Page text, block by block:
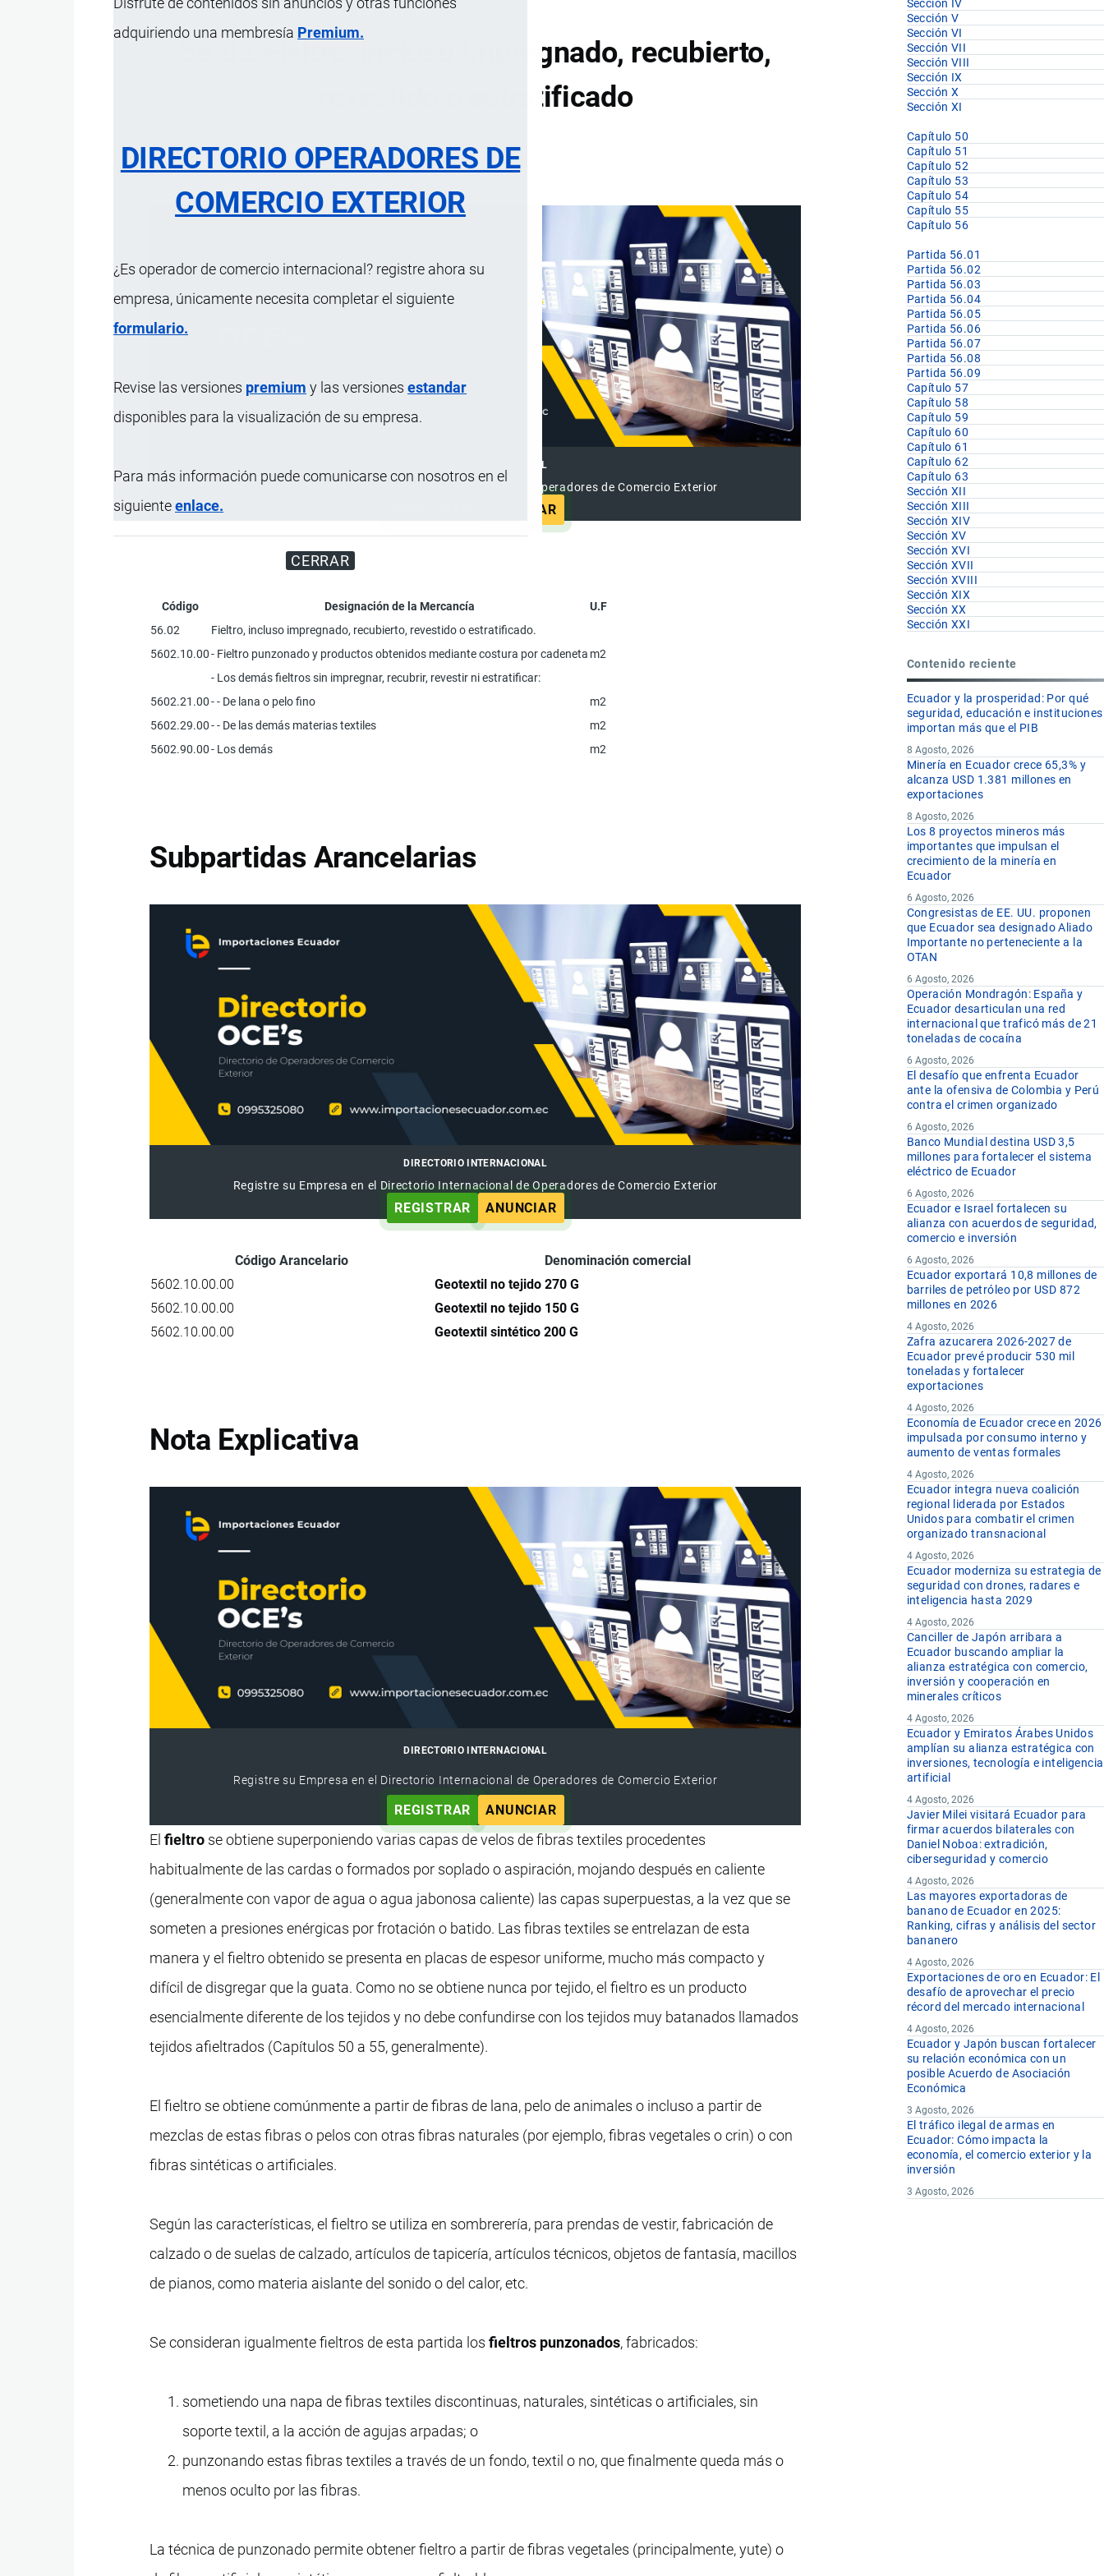
adquiriendo una membresía Premium.
DIRECTORIO OPERADORES DE
COMERCIO EXTERIOR
¿Es operador de comercio internacional? registre ahora su
empresa, únicamente necesita completar el siguiente
formulario.
Revise las versiones premium y las versiones estandar
disponibles para la visualización de su empresa.
Para más información puede comunicarse con nosotros en el
siguienteenlace.
CERRAR
56.02 Fieltro, incluso impregnado, recubierto,
revestido o estratificado
ÍNDICE DE CONTENIDOS
DIRECTORIO INTERNACIONAL
Registre su Empresa en el Directorio Internacional de Operadores de Comercio Exterior
ANUNCIAR
Código Designación de la Mercancía
U.F
56.02
Fieltro, incluso impregnado, recubierto, revestido o estratificado.
5602.10.00- Fieltro punzonado y productos obtenidos mediante costura por cadeneta m2
- Los demás fieltros sin impregnar, recubrir, revestir ni estratificar:
5602.21.00- - De lana o pelo fino
m2
5602.29.00- - De las demás materias textiles
m2
5602.90.00- Los demás m2
Subpartidas Arancelarias
DIRECTORIO INTERNACIONAL
Registre su Empresa en el Directorio Internacional de Operadores de Comercio Exterior
REGISTRAR ANUNCIAR
Código Arancelario
Denominación comercial
5602.10.00.00
Geotextil no tejido 270 G
5602.10.00.00
Geotextil no tejido 150 G
5602.10.00.00
Geotextil sintético 200 G
Nota Explicativa
DIRECTORIO INTERNACIONAL
Registre su Empresa en el Directorio Internacional de Operadores de Comercio Exterior
REGISTRAR ANUNCIAR
Elfieltro se obtiene superponiendo varias capas de velos de fibras textiles procedentes
habitualmente de las cardas o formados por soplado o aspiración, mojando después en caliente
(generalmente con vapor de agua o agua jabonosa caliente) las capas superpuestas, a la vez que se
someten a presiones enérgicas por frotación o batido. Las fibras textiles se entrelazan de esta
manera y el fieltro obtenido se presenta en placas de espesor uniforme, mucho más compacto y
difícil de disgregar que la guata. Como no se obtiene nunca por tejido, el fieltro es un producto
esencialmente diferente de los tejidos y no debe confundirse con los tejidos muy batanados llamados
tejidos afieltrados (Capítulos 50 a 55, generalmente).
El fieltro se obtiene comúnmente a partir de fibras de lana, pelo de animales o incluso a partir de
mezclas de estas fibras o pelos con otras fibras naturales (por ejemplo, fibras vegetales o crin) o con
fibras sintéticas o artificiales.
Según las características, el fieltro se utiliza en sombrerería, para prendas de vestir, fabricación de
calzado o de suelas de calzado, artículos de tapicería, artículos técnicos, objetos de fantasía, macillos
de pianos, como materia aislante del sonido o del calor, etc.
Se consideran igualmente fieltros de esta partida losfieltros punzonados, fabricados:
sometiendo una napa de fibras textiles discontinuas, naturales, sintéticas o artificiales, sin
soporte textil, a la acción de agujas arpadas; o
punzonando estas fibras textiles a través de un fondo, textil o no, que finalmente queda más o
menos oculto por las fibras.
La técnica de punzonado permite obtener fieltro a partir de fibras vegetales (principalmente, yute) o
Sección IV
Sección V
Sección VI
Sección VII
Sección VIII
Sección IX
Sección X
Sección XI
Capítulo 50
Capítulo 51
Capítulo 52
Capítulo 53
Capítulo 54
Capítulo 55
Capítulo 56
Partida 56.01
Partida 56.02
Partida 56.03
Partida 56.04
Partida 56.05
Partida 56.06
Partida 56.07
Partida 56.08
Partida 56.09
Capítulo 57
Capítulo 58
Capítulo 59
Capítulo 60
Capítulo 61
Capítulo 62
Capítulo 63
Sección XII
Sección XIII
Sección XIV
Sección XV
Sección XVI
Sección XVII
Sección XVIII
Sección XIX
Sección XX
Sección XXI
Contenido reciente
Ecuador y la prosperidad: Por qué
seguridad, educación e instituciones
importan más que el PIB
8 Agosto, 2026
Minería en Ecuador crece 65,3% y
alcanza USD 1.381 millones en
exportaciones
8 Agosto, 2026
Los 8 proyectos mineros más
importantes que impulsan el
crecimiento de la minería en
Ecuador
6 Agosto, 2026
Congresistas de EE. UU. proponen
que Ecuador sea designado Aliado
Importante no perteneciente a la
OTAN
6 Agosto, 2026
Operación Mondragón: España y
Ecuador desarticulan una red
internacional que traficó más de 21
toneladas de cocaína
6 Agosto, 2026
El desafío que enfrenta Ecuador
ante la ofensiva de Colombia y Perú
contra el crimen organizado
6 Agosto, 2026
Banco Mundial destina USD 3,5
millones para fortalecer el sistema
eléctrico de Ecuador
6 Agosto, 2026
Ecuador e Israel fortalecen su
alianza con acuerdos de seguridad,
comercio e inversión
6 Agosto, 2026
Ecuador exportará 10,8 millones de
barriles de petróleo por USD 872
millones en 2026
4 Agosto, 2026
Zafra azucarera 2026-2027 de
Ecuador prevé producir 530 mil
toneladas y fortalecer
exportaciones
4 Agosto, 2026
Economía de Ecuador crece en 2026
impulsada por consumo interno y
aumento de ventas formales
4 Agosto, 2026
Ecuador integra nueva coalición
regional liderada por Estados
Unidos para combatir el crimen
organizado transnacional
4 Agosto, 2026
Ecuador moderniza su estrategia de
seguridad con drones, radares e
inteligencia hasta 2029
4 Agosto, 2026
Canciller de Japón arribara a
Ecuador buscando ampliar la
alianza estratégica con comercio,
inversión y cooperación en
minerales críticos
4 Agosto, 2026
Ecuador y Emiratos Árabes Unidos
amplían su alianza estratégica con
inversiones, tecnología e inteligencia
artificial
4 Agosto, 2026
Javier Milei visitará Ecuador para
firmar acuerdos bilaterales con
Daniel Noboa: extradición,
ciberseguridad y comercio
4 Agosto, 2026
Las mayores exportadoras de
banano de Ecuador en 2025:
Ranking, cifras y análisis del sector
bananero
4 Agosto, 2026
Exportaciones de oro en Ecuador: El
desafío de aprovechar el precio
récord del mercado internacional
4 Agosto, 2026
Ecuador y Japón buscan fortalecer
su relación económica con un
posible Acuerdo de Asociación
Económica
3 Agosto, 2026
El tráfico ilegal de armas en
Ecuador: Cómo impacta la
economía, el comercio exterior y la
inversión
3 Agosto, 2026